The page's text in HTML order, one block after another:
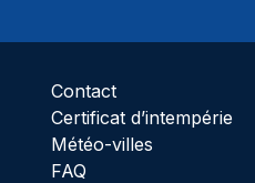
Contact
Certificat d’intempérie
Météo-villes
FAQ